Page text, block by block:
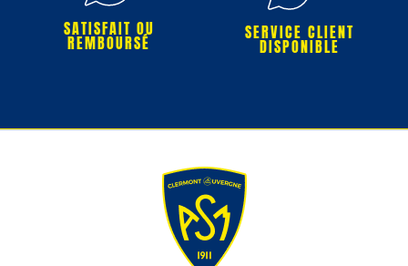
SATISFAIT OU
REMBOURSÉ SERVICE CLIENT
DISPONIBLE